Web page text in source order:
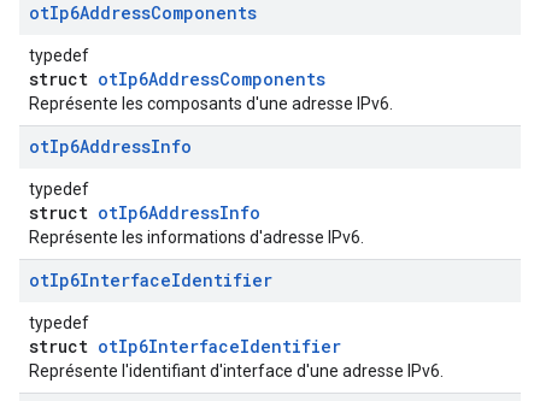
otIp6AddressComponents
typedef
struct otIp6AddressComponents
Représente les composants d'une adresse IPv6.
otIp6AddressInfo
typedef
struct otIp6AddressInfo
Représente les informations d'adresse IPv6.
otIp6InterfaceIdentifier
typedef
struct otIp6InterfaceIdentifier
Représente l'identifiant d'interface d'une adresse IPv6.